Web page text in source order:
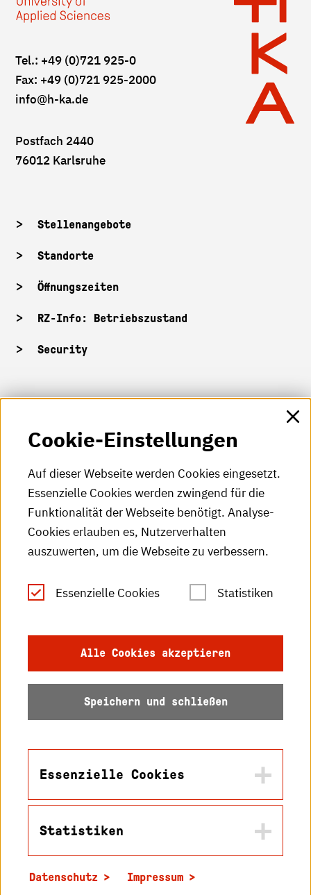
Tel.: +49 (0)721 925-0
Fax: +49 (0)721 925-2000
info@h-ka.de
Postfach 2440
76012 Karlsruhe
Stellenangebote
Standorte
Öffnungszeiten
RZ-Info: Betriebszustand
Security
HKA-Shop
HKA-Videos
HKA-Podcast
HKA-Publikationen
RSS-Feed
Leichte Sprache
Datenschutz
Barrierefreiheit
Karlsruhe
Cookie-Einstellungen
Auf dieser Webseite werden Cookies eingesetzt.
Essenzielle Cookies werden zwingend für die
Funktionalität der Webseite benötigt. Analyse-
Cookies erlauben es, Nutzerverhalten
auszuwerten, um die Webseite zu verbessern.
Essenzielle Cookies Statistiken
Alle Cookies akzeptieren
Speichern und schließen
Essenzielle Cookies
in2cookiemodal-selection
Statistiken
Datenschutz Impressum